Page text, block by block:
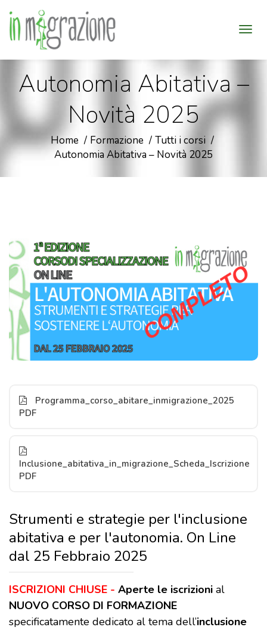
Autonomia Abitativa –
Novità 2025
Home Formazione
Tutti i corsi
Autonomia Abitativa – Novità 2025
Programma_corso_abitare_inmigrazione_2025
PDF
Inclusione_abitativa_in_migrazione_Scheda_Iscrizione
PDF
Strumenti e strategie per l'inclusione
abitativa e per l'autonomia. On Line
dal 25 Febbraio 2025
ISCRIZIONI CHIUSE - Aperte le iscrizioni al
NUOVO CORSO DI FORMAZIONE
specificatamente dedicato al tema dell’inclusione